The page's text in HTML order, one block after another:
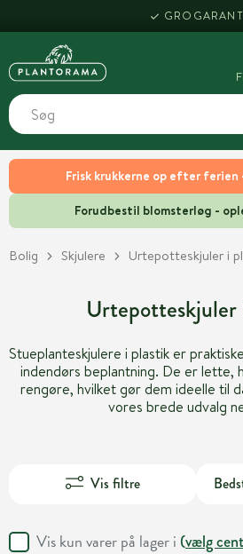
Frisk krukkerne op efter ferien
Forudbestil blomsterløg -
Bolig Skjulere Urtepotteskjuler i
Urtepotteskjuler
Stueplanteskjulere i plastik er
indendørs beplantning. De er lette,
rengøre, hvilket gør dem ideelle til
vores brede udvalg
Vis filtre
Vis kun varer på lager i (vælg